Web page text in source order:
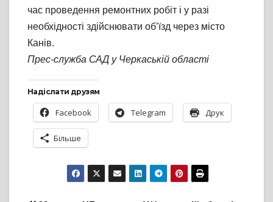
час проведення ремонтних робіт і у разі
необхідності здійснювати об’їзд через місто
Канів.
Прес-служба САД у Черкаській області
Надіслати друзям
Facebook Telegram Друк
Більше